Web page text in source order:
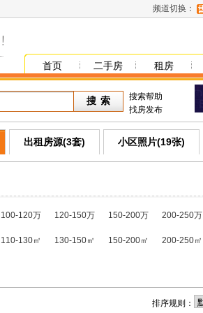
频道切换：
首页 二手房 租房
搜索帮助
找房发布
出租房源(3套) 小区照片(19张)
100-120万 120-150万 150-200万 200-250万
110-130㎡ 130-150㎡ 150-200㎡ 200-250㎡
排序规则：